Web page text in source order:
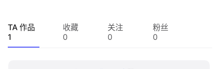
TA 作品
1
收藏
0
关注
0
粉丝
0